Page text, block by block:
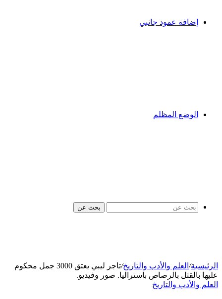
إضافة عمود جانبي
الوضع المظلم
بحث عن
الرئيسية/ العلم والأدب والتاريخ/
تاجر ليبي يعتق 3000 جمل محكوم
عليها بالقتل بالرصاص باستراليا. صور وفيديو.
العلم والأدب والتاريخ